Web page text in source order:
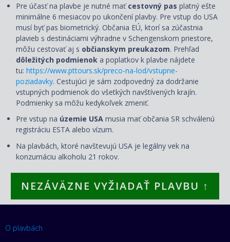
Pre účasť na plavbe je nutné maťcestovný pas platný ešte
minimálne 6 mesiacov po ukončení plavby. Pre vstup do USA
musí byť pas biometrický. Občania EÚ, ktorí sa zúčastnia
plavieb s destináciami výhradne v Schengenskom priestore,
môžu cestovať aj s občianskym preukazom. Prehľad
dôležitých podmienok a poplatkov k plavbe nájdete
tu: https://www.pttours.sk/preco-na-lod/vstupne-
poziadavky. Cestujúci je sám zodpovedný za dodržanie
vstupných podmienok do všetkých navštívených krajín.
Podmienky sa môžu kedykoľvek zmeniť.
Pre vstup na územie USA musia mať občania SR schválenú
registráciu ESTA alebo vízum.
Na plavbách, ktoré navštevujú USA je legálny vek na
konzumáciu alkoholu 21 rokov.
NEZÁVÄZNE VYŽIADAŤ PLAVBU ↑
O plavbách